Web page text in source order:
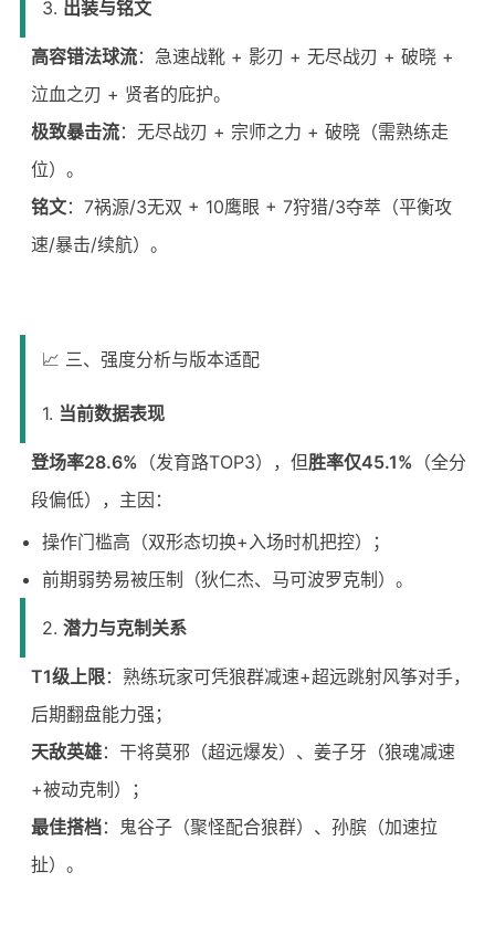
3. 出装与铭文
高容错法球流：急速战靴 + 影刃 + 无尽战刃 + 破晓 +
泣血之刃 + 贤者的庇护。
极致暴击流：无尽战刃 + 宗师之力 + 破晓（需熟练走
位）。
铭文：7祸源/3无双 + 10鹰眼 + 7狩猎/3夺萃（平衡攻
速/暴击/续航）。
📈 三、强度分析与版本适配
1. 当前数据表现
登场率28.6% （发育路TOP3），但胜率仅45.1% （全分
段偏低），主因：
操作门槛高（双形态切换+入场时机把控）；
前期弱势易被压制（狄仁杰、马可波罗克制）。
2. 潜力与克制关系
T1级上限：熟练玩家可凭狼群减速+超远跳射风筝对手，
后期翻盘能力强；
天敌英雄：干将莫邪（超远爆发）、姜子牙（狼魂减速
+被动克制）；
最佳搭档：鬼谷子（聚怪配合狼群）、孙膑（加速拉
扯）。